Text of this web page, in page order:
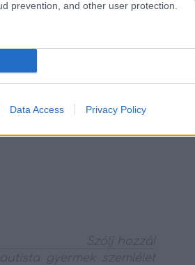
prevention, and other user protection.
Data Access Privacy Policy
a gazdaságnak és a
választani,
Szólj hozzá!
autista gyermek
szemlélet